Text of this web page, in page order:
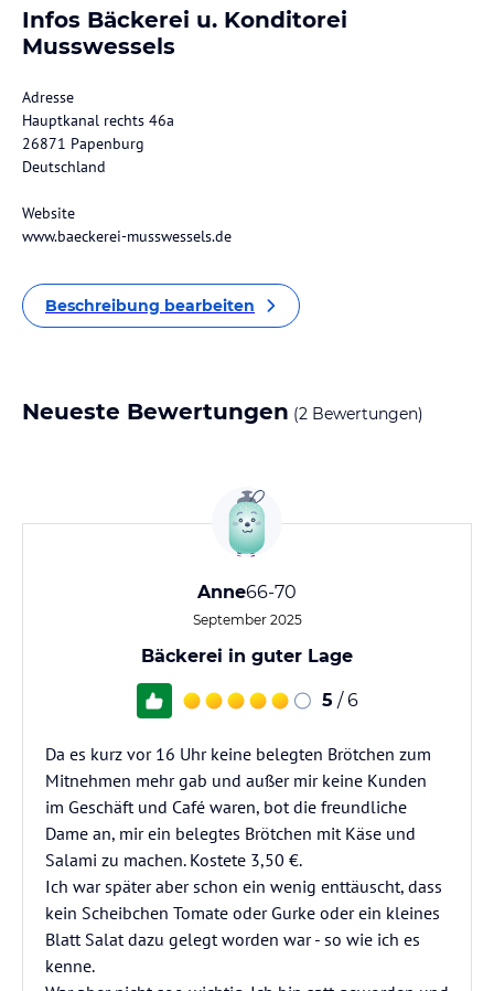
Infos Bäckerei u. Konditorei
Musswessels
Adresse
Hauptkanal rechts 46a
26871 Papenburg
Deutschland
Website
www.baeckerei-musswessels.de
Beschreibung bearbeiten
Neueste Bewertungen (2 Bewertungen)
Anne66-70
September 2025
Bäckerei in guter Lage
5 / 6
Da es kurz vor 16 Uhr keine belegten Brötchen zum
Mitnehmen mehr gab und außer mir keine Kunden
im Geschäft und Café waren, bot die freundliche
Dame an, mir ein belegtes Brötchen mit Käse und
Salami zu machen. Kostete 3,50 €.
Ich war später aber schon ein wenig enttäuscht, dass
kein Scheibchen Tomate oder Gurke oder ein kleines
Blatt Salat dazu gelegt worden war - so wie ich es
kenne.